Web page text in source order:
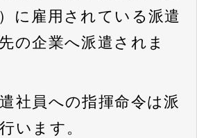
に雇用されている派遣
の企業へ派遣されま
社員への指揮命令は派
います。